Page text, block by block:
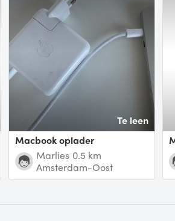
Te leen
Macbook oplader
Marlies 0.5 km
Amsterdam-Oost